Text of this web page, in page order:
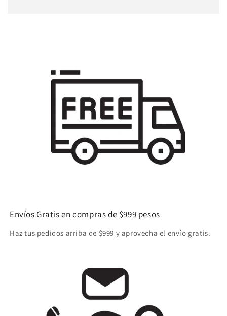
Envíos Gratis en compras de $999 pesos
Haz tus pedidos arriba de $999 y aprovecha el envío gratis.